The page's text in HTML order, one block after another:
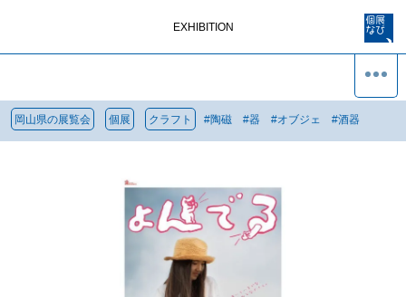
EXHIBITION
岡山県の展覧会 個展 クラフト #陶磁 #器 #オブジェ #酒器